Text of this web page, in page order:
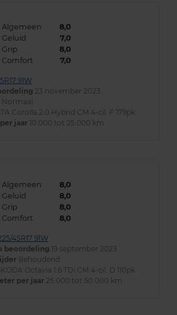
Algemeen
8,0
Geluid
7,0
Grip
8,0
Comfort
7,0
91W
23 november 2023
Normaal
Corolla 2.0 Hybrid CM 4-cil. F 179pk
jaar 10.000 tot 25.000 km
Algemeen
8,0
Geluid
8,0
Grip
8,0
Comfort
8,0
45R17 91W
beoordeling 19 september 2023
Behoudend
Octavia 1.6 TDi CM 4-cil. D 110pk
per jaar 25.000 tot 50.000 km